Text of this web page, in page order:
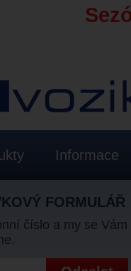
Informace
FORMULÁŘ
číslo a my se Vám